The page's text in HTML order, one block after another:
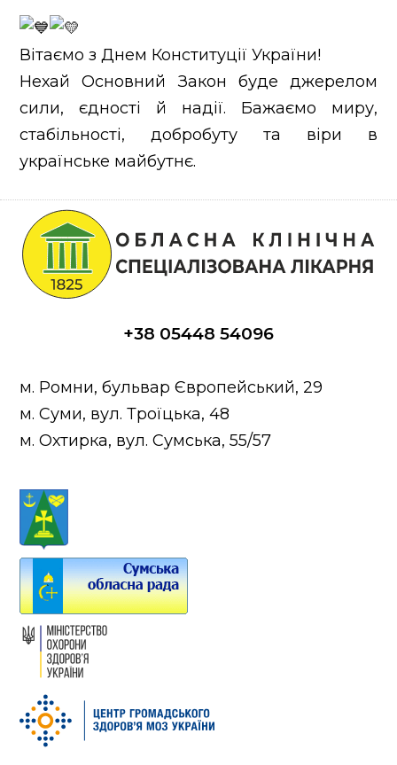
Вітаємо з Днем Конституції України!
Нехай Основний Закон буде джерелом
сили, єдності й надії. Бажаємо миру,
стабільності, добробуту та віри в
українське майбутнє.
+38 05448 54096
м. Ромни, бульвар Європейський, 29
м. Суми, вул. Троїцька, 48
м. Охтирка, вул. Сумська, 55/57